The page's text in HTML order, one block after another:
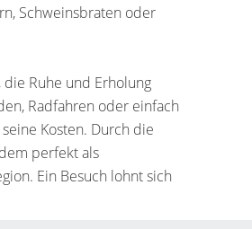
Schweinsbraten oder
Ruhe und Erholung
Radfahren oder einfach
Kosten. Durch die
perfekt als
Ein Besuch lohnt sich